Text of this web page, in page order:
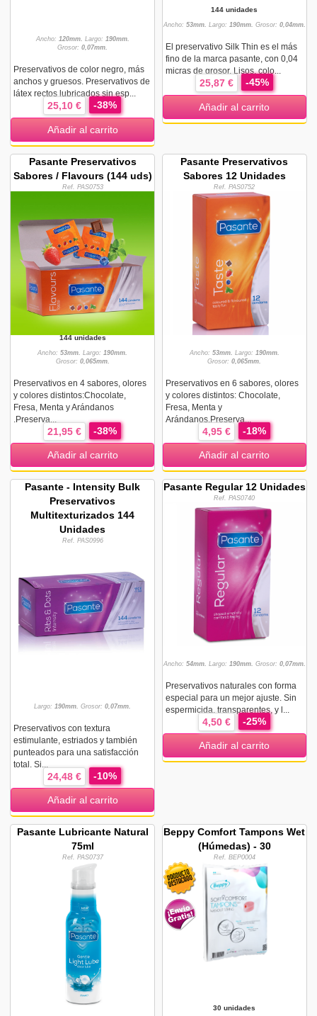
Ancho: 120mm. Largo: 190mm.
Grosor:0,07mm.
Preservativos de color negro, más
anchos y gruesos. Preservativos de
látex rectos lubricados sin esp...
25,10 € -38%
Añadir al carrito
144 unidades
Ancho: 53mm. Largo: 190mm. Grosor: 0,04mm.
El preservativo Silk Thin es el más
fino de la marca pasante, con 0,04
micras de grosor. Lisos, colo...
25,87 € -45%
Añadir al carrito
Pasante Preservativos
Sabores / Flavours (144 uds)
Ref. PAS0753
144 unidades
Ancho:53mm. Largo: 190mm.
Grosor: 0,065mm.
Preservativos en 4 sabores, olores
y colores distintos:Chocolate,
Fresa, Menta y Arándanos
.Preserva...
21,95 € -38%
Añadir al carrito
Pasante Preservativos
Sabores 12 Unidades
Ref. PAS0752
Ancho: 53mm. Largo: 190mm.
Grosor:0,065mm.
Preservativos en 6 sabores, olores
y colores distintos: Chocolate,
Fresa, Menta y
Arándanos.Preserva...
4,95 € -18%
Añadir al carrito
Pasante - Intensity Bulk
Preservativos
Multitexturizados 144
Unidades
Ref. PAS0996
Largo: 190mm. Grosor:0,07mm.
Preservativos con textura
estimulante, estriados y también
punteados para una satisfacción
total. Si...
24,48 € -10%
Añadir al carrito
Pasante Regular 12 Unidades
Ref. PAS0740
Ancho: 54mm. Largo: 190mm. Grosor: 0,07mm.
Preservativos naturales con forma
especial para un mejor ajuste. Sin
espermicida, transparentes, y l...
4,50 € -25%
Añadir al carrito
Pasante Lubricante Natural
75ml
Ref. PAS0737
Beppy Comfort Tampons Wet
(Húmedas) - 30
Ref. BEP0004
30 unidades